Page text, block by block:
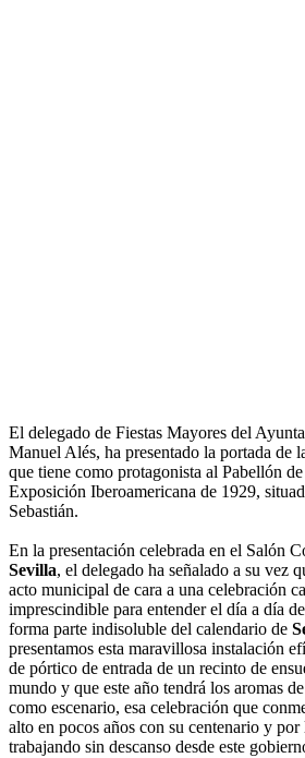
El delegado de Fiestas Mayores del
Manuel Alés, ha presentado la portada de
que tiene como protagonista al Pabellón
Exposición Iberoamericana de 1929,
Sebastián.
En la presentación celebrada en el Salón
Sevilla, el delegado ha señalado a su vez
acto municipal de cara a una celebración
imprescindible para entender el día a día
forma parte indisoluble del calendario de
presentamos esta maravillosa instalación
de pórtico de entrada de un recinto de
mundo y que este año tendrá los aromas
como escenario, esa celebración que
alto en pocos años con su centenario y por
trabajando sin descanso desde este